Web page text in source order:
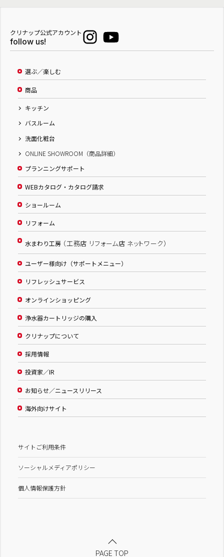
クリナップ公式アカウント
follow us!
選ぶ／楽しむ
商品
キッチン
バスルーム
洗面化粧台
ONLINE SHOWROOM（商品詳細）
プランニングサポート
WEBカタログ・カタログ請求
ショールーム
リフォーム
水まわり工房 （工務店 リフォーム店 ネットワーク）
ユーザー様向け（サポートメニュー）
リフレッシュサービス
オンラインショッピング
浄水器カートリッジの購入
クリナップについて
採用情報
投資家／IR
お知らせ／ニュースリリース
海外向けサイト
サイトご利用条件
ソーシャルメディアポリシー
個人情報保護方針
PAGE TOP